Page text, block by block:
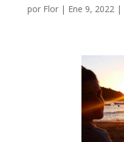
por Flor| Ene 9, 2022|